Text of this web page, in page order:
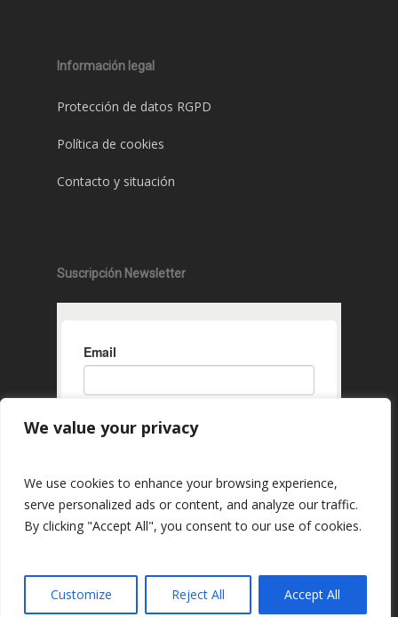
We value your privacy
We use cookies to enhance your browsing experience,
serve personalized ads or content, and analyze our traffic.
By clicking "Accept All", you consent to our use of cookies.
Customize Reject All Accept All
Información legal
Protección de datos RGPD
Política de cookies
Contacto y situación
Suscripción Newsletter